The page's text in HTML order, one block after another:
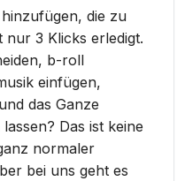
die zu
nur 3 Klicks erledigt.
b-roll
einfügen,
das Ganze
Das ist keine
normaler
bei uns geht es